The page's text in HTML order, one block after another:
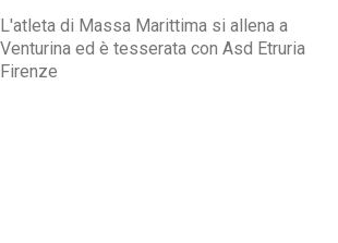
L'atleta di Massa Marittima si allena a
Venturina ed è tesserata con Asd Etruria
Firenze